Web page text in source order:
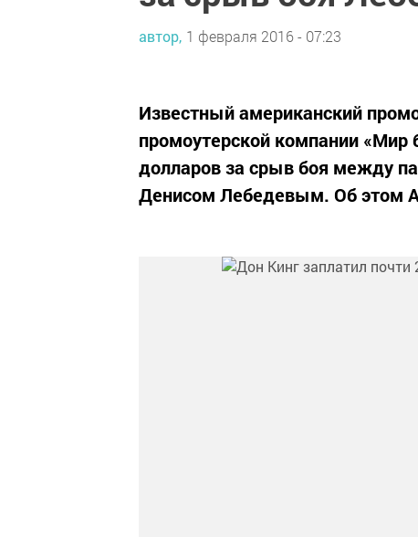
автор, 1 февраля 2016 - 07:23
Известный американский
промоутерской компании
долларов за срыв боя между
Денисом Лебедевым. Об этом